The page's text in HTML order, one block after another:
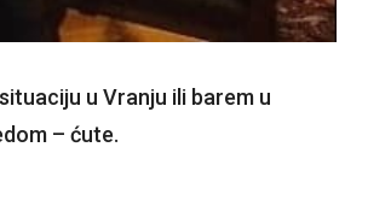
u Vranju ili barem u
– ćute.